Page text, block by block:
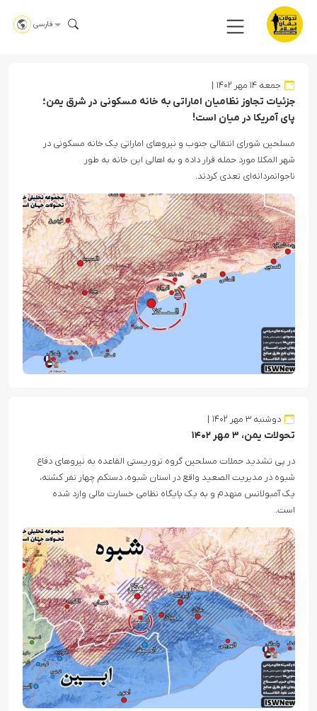
فارسی
جمعه ۱۴ مهر ۱۴۰۲
جزئیات تجاوز نظامیان اماراتی به خانه مسکونی در شرق یمن؛
پای آمریکا در میان است!
مسلحین شورای انتقالی جنوب و نیروهای اماراتی یک خانه مسکونی در
شهر المکلا مورد حمله قرار داده و به اهالی این خانه به طور
ناجوانمردانه‌ای تعدی کردند.
دوشنبه ۳ مهر ۱۴۰۲
تحولات یمن، ۳ مهر ۱۴۰۲
در پی تشدید حملات مسلحین گروه تروریستی القاعده به نیروهای دفاع
شبوه در مدیریت الصعید واقع در استان شبوه، دستکم چهار نفر کشته،
یک آمبولانس منهدم و به یک پایگاه نظامی خسارت مالی وارد شده
است.